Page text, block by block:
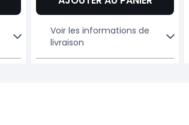
Voir les informations de
livraison